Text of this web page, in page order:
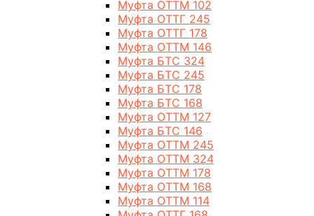
Муфта ОТТМ 102
Муфта ОТТГ 245
Муфта ОТТГ 178
Муфта ОТТМ 146
Муфта БТС 324
Муфта БТС 245
Муфта БТС 178
Муфта БТС 168
Муфта ОТТМ 127
Муфта БТС 146
Муфта ОТТМ 245
Муфта ОТТМ 324
Муфта ОТТМ 178
Муфта ОТТМ 168
Муфта ОТТМ 114